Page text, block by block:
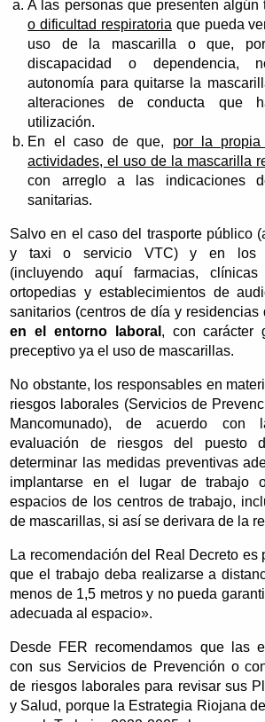
A las personas que presenten algún
o dificultad respiratoria que pueda
uso de la mascarilla o que,
discapacidad o dependencia,
autonomía para quitarse la
alteraciones de conducta que
utilización.
En el caso de que, por la
actividades, el uso de la mascarilla
con arreglo a las indicaciones
sanitarias.
Salvo en el caso del trasporte público
y taxi o servicio VTC) y en los
(incluyendo aquí farmacias, clínicas
ortopedias y establecimientos de
sanitarios (centros de día y residencias
en el entorno laboral , con carácter
preceptivo ya el uso de mascarillas.
No obstante, los responsables en
riesgos laborales (Servicios de
Mancomunado), de acuerdo con
evaluación de riesgos del puesto
determinar las medidas preventivas
implantarse en el lugar de trabajo
espacios de los centros de trabajo,
de mascarillas, si así se derivara de la
La recomendación del Real Decreto es
que el trabajo deba realizarse a
menos de 1,5 metros y no pueda
adecuada al espacio».
Desde FER recomendamos que las
con sus Servicios de Prevención o
de riesgos laborales para revisar sus
y Salud, porque la Estrategia Riojana